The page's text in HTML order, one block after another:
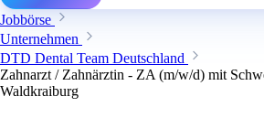
Jobbörse
Unternehmen
DTD Dental Team Deutschland
Zahnarzt / Zahnärztin - ZA (m/w/d) mit
Waldkraiburg